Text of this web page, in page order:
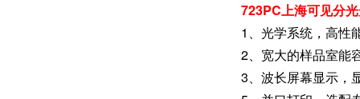
723PC上海可见分
1、光学系统，高性
2、宽大的样品室能
3、波长屏幕显示，